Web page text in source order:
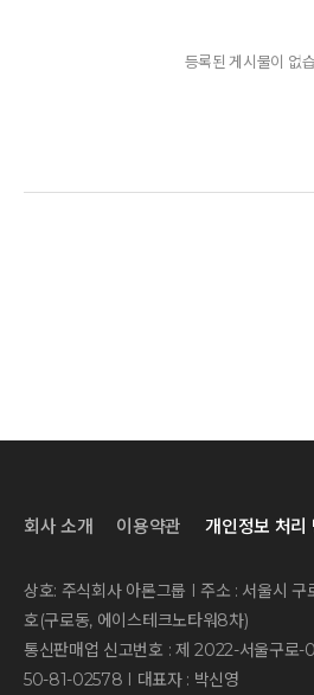
등록된 게시물이 없
회사 소개 이용약관 개인정보 처리
상호: 주식회사 아론그룹 I 주소 : 서울시 구
호(구로동, 에이스테크노타워8차)
통신판매업 신고번호 : 제 2022-서울구로-
50-81-02578 I 대표자 : 박신영